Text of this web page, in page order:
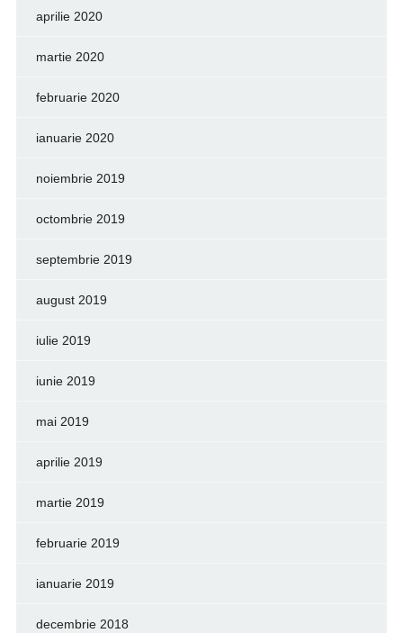
aprilie 2020
martie 2020
februarie 2020
ianuarie 2020
noiembrie 2019
octombrie 2019
septembrie 2019
august 2019
iulie 2019
iunie 2019
mai 2019
aprilie 2019
martie 2019
februarie 2019
ianuarie 2019
decembrie 2018